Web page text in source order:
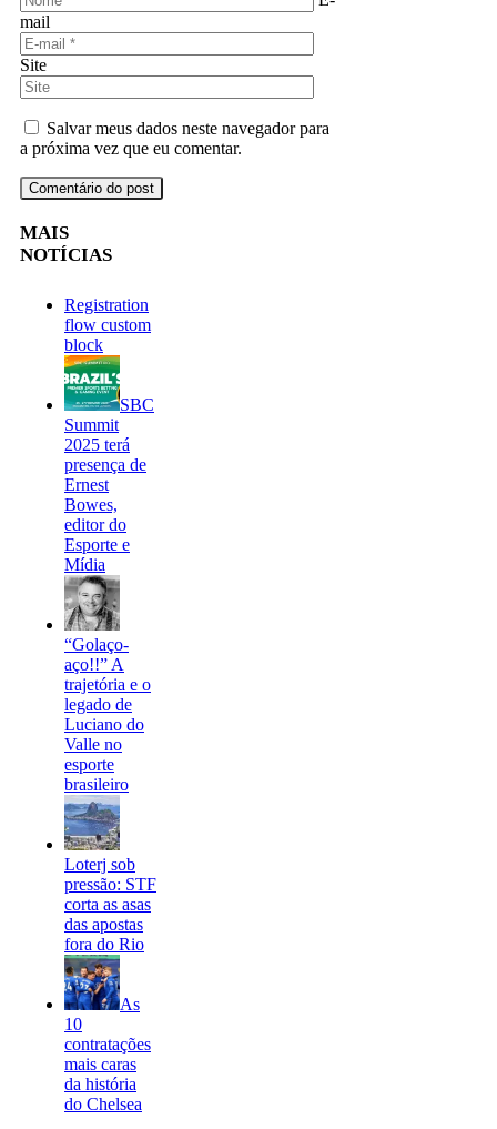
mail
Site
Salvar meus dados neste navegador para
a próxima vez que eu comentar.
MAIS
NOTÍCIAS
Registration
flow custom
block
SBC
Summit
2025 terá
presença de
Ernest
Bowes,
editor do
Esporte e
Mídia
“Golaço-
aço!!” A
trajetória e o
legado de
Luciano do
Valle no
esporte
brasileiro
Loterj sob
pressão: STF
corta as asas
das apostas
fora do Rio
As
10
contratações
mais caras
da história
do Chelsea